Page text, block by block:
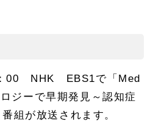
00 NHK EBS1で「Med
ジーで早期発見～認知症
組が放送されます。